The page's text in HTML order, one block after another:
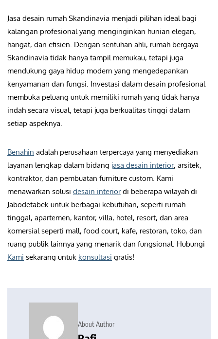
Jasa desain rumah Skandinavia menjadi pilihan ideal bagi
kalangan profesional yang menginginkan hunian elegan,
hangat, dan efisien. Dengan sentuhan ahli, rumah bergaya
Skandinavia tidak hanya tampil memukau, tetapi juga
mendukung gaya hidup modern yang mengedepankan
kenyamanan dan fungsi. Investasi dalam desain profesional
membuka peluang untuk memiliki rumah yang tidak hanya
indah secara visual, tetapi juga berkualitas tinggi dalam
setiap aspeknya.
Benahin adalah perusahaan terpercaya yang menyediakan
layanan lengkap dalam bidang jasa desain interior, arsitek,
kontraktor, dan pembuatan furniture custom. Kami
menawarkan solusi desain interiordi beberapa wilayah di
Jabodetabek untuk berbagai kebutuhan, seperti rumah
tinggal, apartemen, kantor, villa, hotel, resort, dan area
komersial seperti mall, food court, kafe, restoran, toko, dan
ruang publik lainnya yang menarik dan fungsional. Hubungi
Kami sekarang untuk konsultasi gratis!
About Author